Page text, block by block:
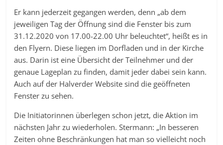
Er kann jederzeit gegangen werden, denn „ab dem
jeweiligen Tag der Öffnung sind die Fenster bis zum
31.12.2020 von 17.00-22.00 Uhr beleuchtet“, heißt es in
den Flyern. Diese liegen im Dorfladen und in der Kirche
aus. Darin ist eine Übersicht der Teilnehmer und der
genaue Lageplan zu finden, damit jeder dabei sein kann.
Auch auf der Halverder Website sind die geöffneten
Fenster zu sehen.
Die Initiatorinnen überlegen schon jetzt, die Aktion im
nächsten Jahr zu wiederholen. Stermann: „In besseren
Zeiten ohne Beschränkungen hat man so vielleicht noch